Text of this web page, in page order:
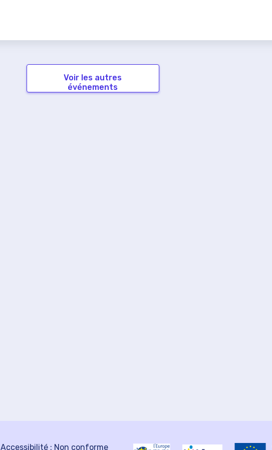
Voir les autres
événements
Accessibilité : Non conforme